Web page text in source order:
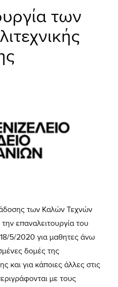
των
των Καλών Τεχνών
επαναλειτουργία του
5/2020 για μαθητες άνω
δομές της
και για κάποιες άλλες στις
με τους